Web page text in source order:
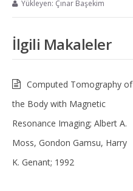
Yükleyen: Çınar Başekim
İlgili Makaleler
Computed Tomography of
the Body with Magnetic
Resonance Imaging; Albert A.
Moss, Gondon Gamsu, Harry
K. Genant; 1992